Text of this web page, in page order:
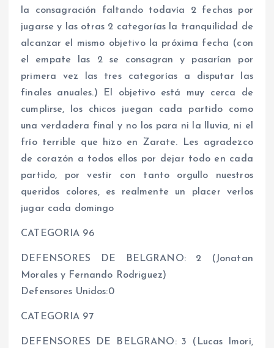
la consagración faltando todavía 2 fechas por
jugarse y las otras 2 categorías la tranquilidad de
alcanzar el mismo objetivo la próxima fecha (con
el empate las 2 se consagran y pasarían por
primera vez las tres categorías a disputar las
finales anuales.) El objetivo está muy cerca de
cumplirse, los chicos juegan cada partido como
una verdadera final y no los para ni la lluvia, ni el
frío terrible que hizo en Zarate. Les agradezco
de corazón a todos ellos por dejar todo en cada
partido, por vestir con tanto orgullo nuestros
queridos colores, es realmente un placer verlos
jugar cada domingo
CATEGORIA 96
DEFENSORES DE BELGRANO: 2 (Jonatan
Morales y Fernando Rodriguez)
Defensores Unidos:0
CATEGORIA 97
DEFENSORES DE BELGRANO: 3 (Lucas Imori,